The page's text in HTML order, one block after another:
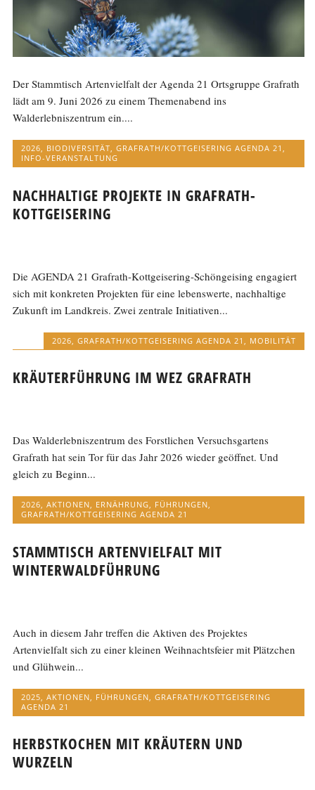
Der Stammtisch Artenvielfalt der Agenda 21 Ortsgruppe Grafrath
lädt am 9. Juni 2026 zu einem Themenabend ins
Walderlebniszentrum ein....
2026, BIODIVERSITÄT,GRAFRATH/KOTTGEISERING AGENDA 21,
INFO-VERANSTALTUNG
NACHHALTIGE PROJEKTE IN GRAFRATH-
KOTTGEISERING
Die AGENDA 21 Grafrath-Kottgeisering-Schöngeising engagiert
sich mit konkreten Projekten für eine lebenswerte, nachhaltige
Zukunft im Landkreis. Zwei zentrale Initiativen...
2026 GRAFRATH/KOTTGEISERING AGENDA 21 MOBILITÄT
KRÄUTERFÜHRUNG IM WEZ GRAFRATH
Das Walderlebniszentrum des Forstlichen Versuchsgartens
Grafrath hat sein Tor für das Jahr 2026 wieder geöffnet. Und
gleich zu Beginn...
2026,AKTIONEN, ERNÄHRUNG, FÜHRUNGEN,
GRAFRATH/KOTTGEISERING AGENDA 21
STAMMTISCH ARTENVIELFALT MIT
WINTERWALDFÜHRUNG
Auch in diesem Jahr treffen die Aktiven des Projektes
Artenvielfalt sich zu einer kleinen Weihnachtsfeier mit Plätzchen
und Glühwein...
2025 ,AKTIONEN FÜHRUNGEN ,GRAFRATH/KOTTGEISERING
AGENDA 21
HERBSTKOCHEN MIT KRÄUTERN UND
WURZELN